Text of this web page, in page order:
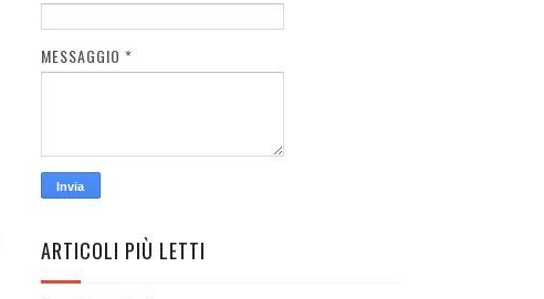
MESSAGGIO *
ARTICOLI PIÙ LETTI